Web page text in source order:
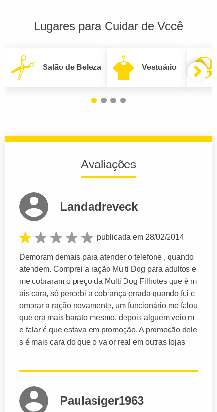
Lugares para Cuidar de Você
Salão de Beleza Vestuário
Avaliações
Landadreveck
publicada em 28/02/2014
Demoram demais para atender o telefone , quando
atendem. Comprei a ração Multi Dog para adultos e
me cobraram o preço da Multi Dog Filhotes que é m
ais cara, só percebi a cobrança errada quando fui c
omprar a ração novamente, um funcionário me falou
que era mais barato mesmo, depois alguem veio m
e falar é que estava em promoção. A promoção dele
s é mais cara do que o valor real em outras lojas.
Paulasiger1963